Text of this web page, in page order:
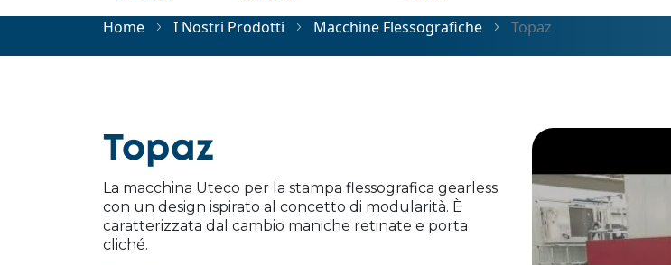
Home I Nostri Prodotti Macchine Flessografiche Topaz
Topaz
La macchina Uteco per la stampa flessografica gearless
con un design ispirato al concetto di modularità. È
caratterizzata dal cambio maniche retinate e porta
cliché.